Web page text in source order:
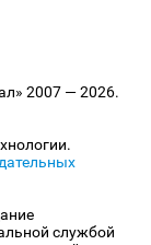
2007 — 2026.
службой